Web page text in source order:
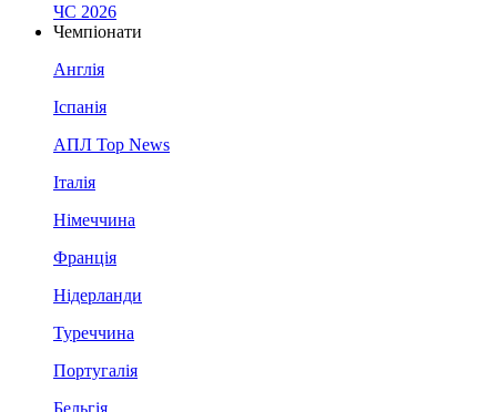
ЧС 2026
Чемпіонати
Англія
Іспанія
АПЛ Top News
Італія
Німеччина
Франція
Нідерланди
Туреччина
Португалія
Бельгія